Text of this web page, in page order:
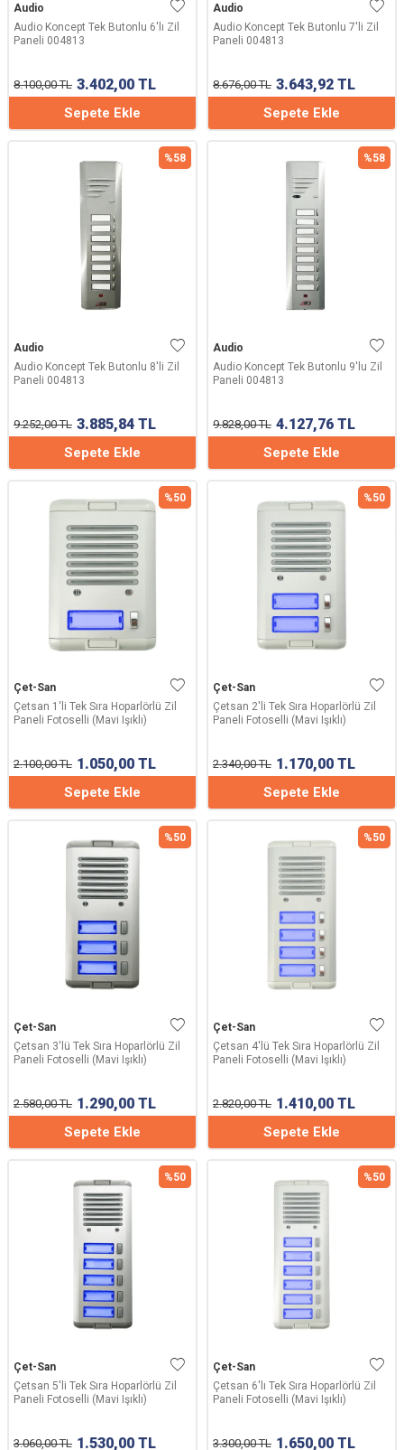
Audio
Audio Koncept Tek Butonlu 6'lı Zil
Paneli 004813
8.100,00TL 3.402,00 TL
Sepete Ekle
Audio
Audio Koncept Tek Butonlu 7'li Zil
Paneli 004813
8.676,00TL 3.643,92 TL
Sepete Ekle
%58
Audio
Audio Koncept Tek Butonlu 8'li Zil
Paneli 004813
9.252,00TL 3.885,84 TL
Sepete Ekle
%58
Audio
Audio Koncept Tek Butonlu 9'lu Zil
Paneli 004813
9.828,00TL 4.127,76 TL
Sepete Ekle
%50
Çet-San
Çetsan 1'li Tek Sıra Hoparlörlü Zil
Paneli Fotoselli (Mavi Işıklı)
2.100,00TL 1.050,00 TL
Sepete Ekle
%50
Çet-San
Çetsan 2'li Tek Sıra Hoparlörlü Zil
Paneli Fotoselli (Mavi Işıklı)
2.340,00TL 1.170,00 TL
Sepete Ekle
%50
Çet-San
Çetsan 3'lü Tek Sıra Hoparlörlü Zil
Paneli Fotoselli (Mavi Işıklı)
2.580,00TL 1.290,00 TL
Sepete Ekle
%50
Çet-San
Çetsan 4'lü Tek Sıra Hoparlörlü Zil
Paneli Fotoselli (Mavi Işıklı)
2.820,00TL 1.410,00 TL
Sepete Ekle
%50
Çet-San
Çetsan 5'li Tek Sıra Hoparlörlü Zil
Paneli Fotoselli (Mavi Işıklı)
3.060,00TL 1.530,00 TL
%50
Çet-San
Çetsan 6'lı Tek Sıra Hoparlörlü Zil
Paneli Fotoselli (Mavi Işıklı)
3.300,00TL 1.650,00 TL